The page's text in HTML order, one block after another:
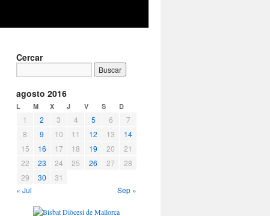
Cercar
agosto 2016
L M X J V S D
1 2 3 4 5 6
7
8
9 10 11 12 13
14
15
16 17 18 19 20
21
22
23 24 25 26 27
28
29
30
31
« Jul
Sep »